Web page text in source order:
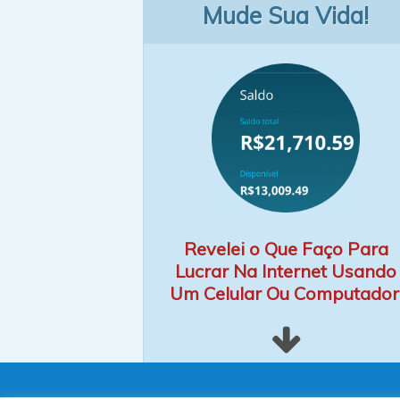
Mude Sua Vida!
Revelei o Que Faço Para
Lucrar Na Internet Usando
Um Celular Ou